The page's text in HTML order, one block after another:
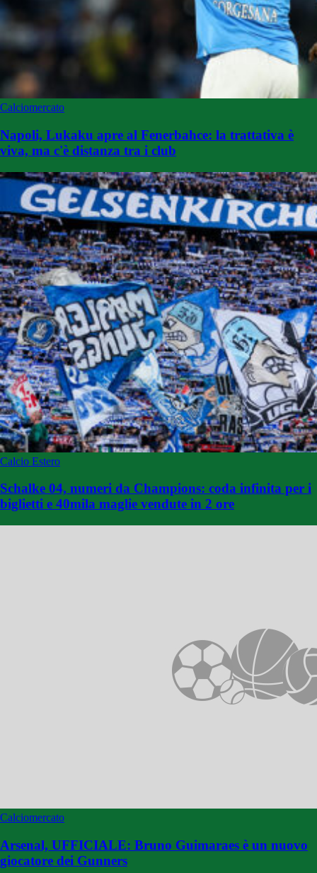
Calciomercato
Napoli, Lukaku apre al Fenerbahce: la trattativa è
viva, ma c'è distanza tra i club
Calcio Estero
Schalke 04, numeri da Champions: coda infinita per i
biglietti e 40mila maglie vendute in 2 ore
Calciomercato
Arsenal, UFFICIALE: Bruno Guimaraes è un nuovo
giocatore dei Gunners